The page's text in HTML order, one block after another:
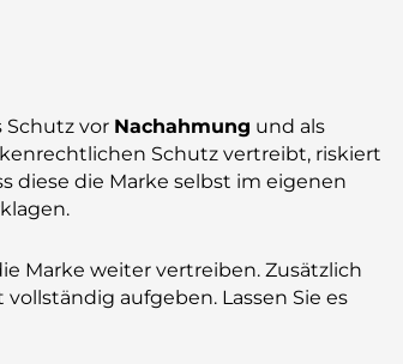
Schutz vor Nachahmung und als
Schutz vertreibt, riskiert
diese die Marke selbst im eigenen
Marke weiter vertreiben. Zusätzlich
aufgeben. Lassen Sie es